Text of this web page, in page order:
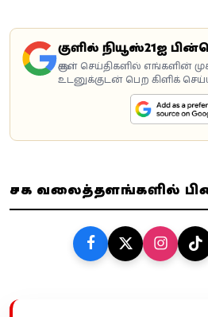
கூகுளில் நியூஸ்21ஐ
கூகுள் செய்திகளில் எங்களின்
உடனுக்குடன் பெற கிளிக்
சமூக வலைத்தளங்களில்